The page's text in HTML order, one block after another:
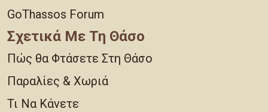
GoThassos Forum
Σχετικά Με Τη Θάσο
Πώς θα Φτάσετε Στη Θάσο
Παραλίες & Χωριά
Τι Να Κάνετε